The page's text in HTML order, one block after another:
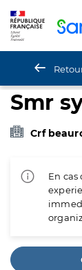
Smr
Crf
En cas